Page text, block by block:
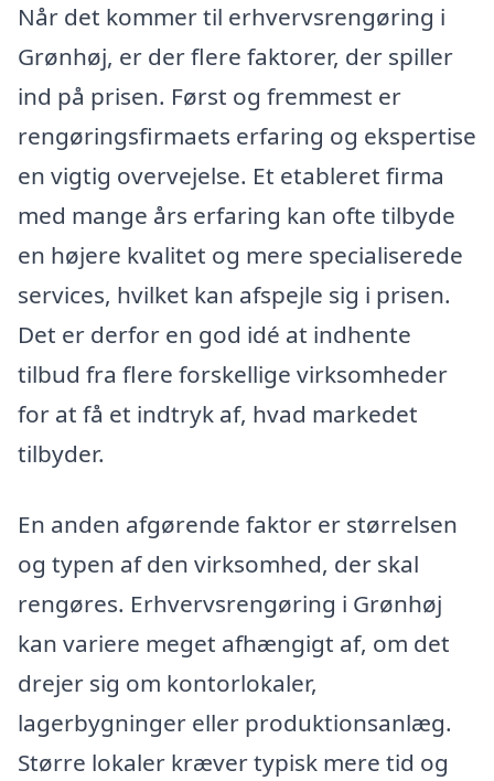
Når det kommer til erhvervsrengøring i
Grønhøj, er der flere faktorer, der spiller
ind på prisen. Først og fremmest er
rengøringsfirmaets erfaring og ekspertise
en vigtig overvejelse. Et etableret firma
med mange års erfaring kan ofte tilbyde
en højere kvalitet og mere specialiserede
services, hvilket kan afspejle sig i prisen.
Det er derfor en god idé at indhente
tilbud fra flere forskellige virksomheder
for at få et indtryk af, hvad markedet
tilbyder.
En anden afgørende faktor er størrelsen
og typen af den virksomhed, der skal
rengøres. Erhvervsrengøring i Grønhøj
kan variere meget afhængigt af, om det
drejer sig om kontorlokaler,
lagerbygninger eller produktionsanlæg.
Større lokaler kræver typisk mere tid og